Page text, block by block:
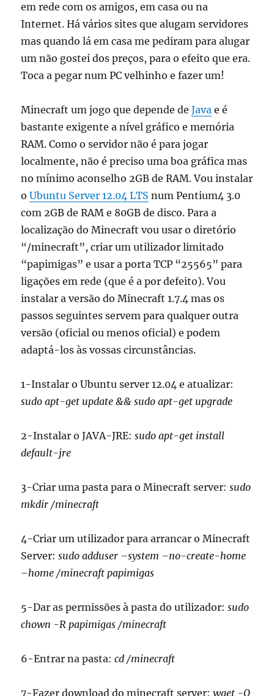
em rede com os amigos, em casa ou na
Internet. Há vários sites que alugam servidores
mas quando lá em casa me pediram para alugar
um não gostei dos preços, para o efeito que era.
Toca a pegar num PC velhinho e fazer um!
Minecraft um jogo que depende deJava e é
bastante exigente a nível gráfico e memória
RAM. Como o servidor não é para jogar
localmente, não é preciso uma boa gráfica mas
no mínimo aconselho 2GB de RAM. Vou instalar
oUbuntu Server 12.04 LTS num Pentium4 3.0
com 2GB de RAM e 80GB de disco. Para a
localização do Minecraft vou usar o diretório
“/minecraft”, criar um utilizador limitado
“papimigas” e usar a porta TCP “25565” para
ligações em rede (que é a por defeito). Vou
instalar a versão do Minecraft 1.7.4 mas os
passos seguintes servem para qualquer outra
versão (oficial ou menos oficial) e podem
adaptá-los às vossas circunstâncias.
1-Instalar o Ubuntu server 12.04 e atualizar:
sudo apt-get update && sudo apt-get upgrade
2-Instalar o JAVA-JRE: sudo apt-get install
default-jre
3-Criar uma pasta para o Minecraft server:sudo
mkdir /minecraft
4-Criar um utilizador para arrancar o Minecraft
Server:sudo adduser –system –no-create-home
–home /minecraft papimigas
5-Dar as permissões à pasta do utilizador:sudo
chown -R papimigas /minecraft
6-Entrar na pasta:cd /minecraft
7-Fazer download do minecraft server:wget -O